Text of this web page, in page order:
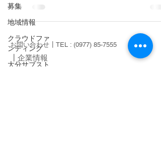
募集
地域情報
クラウドファ
ンディング
大分サブスト
お問い合わせ┃TEL : (0977) 85-7555
企業情報